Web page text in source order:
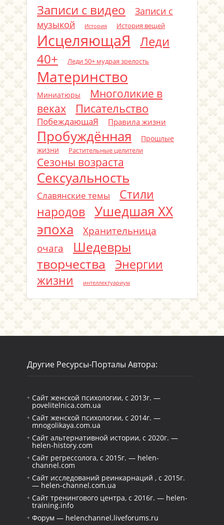
Записи с видео
Записи с
музыкой
История История вещей
ИсцеляющаЯ
Леди
40+
Леди 50+ мудрая зрелость
Материнство
Миниатюры
Многоликие в
веках
Писательство
ПобеждающаЯ Правила жизни
Пробуждённая
Прошлые
жизни
Растительные целители
Сезоны возраста
Сексуальность
Славянские темы
Стили
народов
Ушедшая ХХ
эпоха
Хранительница
очага
Шедевры
творчества
Энергии
жизни
интеллектуариум
Другие Ресурсы-Порталы Автора:
Сайт женской психологии, с 2013г. —
povelitelnica.com.ua
Сайт женской психологии, с 2014г. —
mnogolikaya.com.ua
Сайт альтернативной истории, с 2020г. —
helen-history.com
Сайт регрессолога, с 2015г. — helen-
channel.com
Сайт исследований реинкарнаций , с 2015г.
— helen-channel.com.ua
Сайт тренингового центра, с 2016г. — helen-
training.info
Форум — helenchannel.liveforums.ru